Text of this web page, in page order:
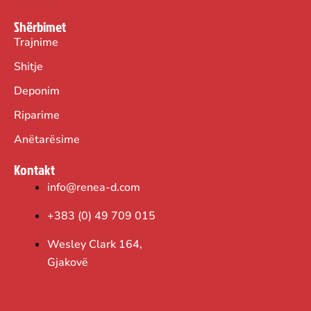
Shërbimet
Trajnime
Shitje
Deponim
Riparime
Anëtarësime
Kontakt
info@renea-d.com
+383 (0) 49 709 015
Wesley Clark 164,
Gjakovë